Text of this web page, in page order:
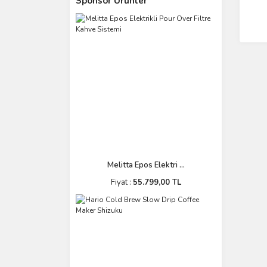
Melitta Epos Elektri ...
Fiyat : 55.799,00 TL